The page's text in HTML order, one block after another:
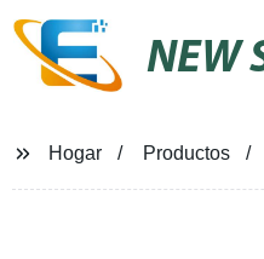
NEW
Hogar Productos